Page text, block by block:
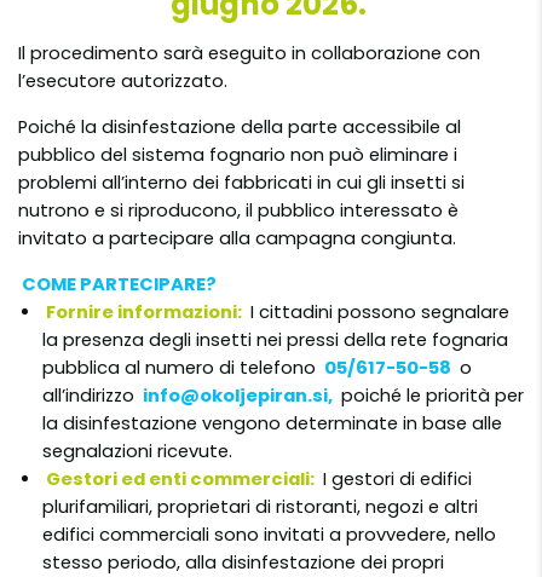
Il procedimento sarà eseguito in collaborazione con
l’esecutore autorizzato.
Poiché la disinfestazione della parte accessibile al
pubblico del sistema fognario non può eliminare i
problemi all’interno dei fabbricati in cui gli insetti si
nutrono e si riproducono, il pubblico interessato è
invitato a partecipare alla campagna congiunta.
COME PARTECIPARE?
Fornire informazioni: I cittadini possono segnalare
la presenza degli insetti nei pressi della rete fognaria
pubblica al numero di telefono 05/617-50-58 o
all’indirizzo info@okoljepiran.si, poiché le priorità per
la disinfestazione vengono determinate in base alle
segnalazioni ricevute.
Gestori ed enti commerciali: I gestori di edifici
plurifamiliari, proprietari di ristoranti, negozi e altri
edifici commerciali sono invitati a provvedere, nello
stesso periodo, alla disinfestazione dei propri